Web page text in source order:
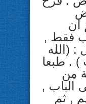
ان
فقط ,
: (الله
) . طبعا
من
الباب ,
, ثم